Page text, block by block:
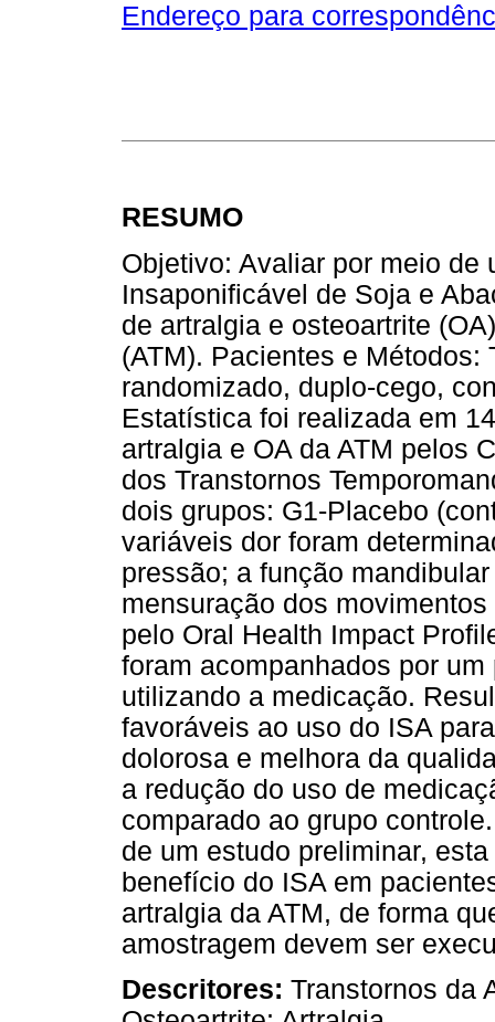
Endereço para
RESUMO
Objetivo: Avaliar por meio de
Insaponificável de Soja e
de artralgia e osteoartrite
(ATM). Pacientes e
randomizado, duplo-cego,
Estatística foi realizada em
artralgia e OA da ATM pelos
dos Transtornos
dois grupos: G1-Placebo
variáveis dor foram
pressão; a função
mensuração dos
pelo Oral Health Impact
foram acompanhados por
utilizando a medicação.
favoráveis ao uso do ISA
dolorosa e melhora da
a redução do uso de
comparado ao grupo
de um estudo preliminar,
benefício do ISA em
artralgia da ATM, de forma
amostragem devem ser
Descritores: Transtornos da